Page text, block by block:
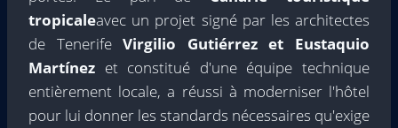
tropicaleavec un projet signé par les architectes
de TenerifeVirgilio Gutiérrez et Eustaquio
Martínez et constitué d'une équipe technique
entièrement locale, a réussi à moderniser l'hôtel
pour lui donner les standards nécessaires qu'exige